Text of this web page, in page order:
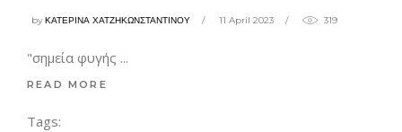
byΚΑΤΕΡΙΝΑ ΧΑΤΖΗΚΩΝΣΤΑΝΤΙΝΟΥ 11 April 2023 319
"σημεία φυγής
READ MORE
Tags: